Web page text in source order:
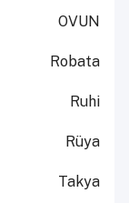
OVUN
Robata
Ruhi
Rüya
Takya